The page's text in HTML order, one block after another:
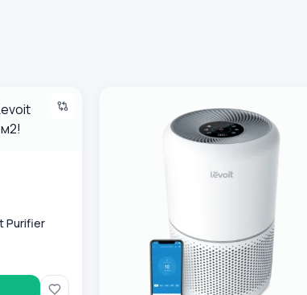
Purifier Core 200S, до 32 м2!
Purifier